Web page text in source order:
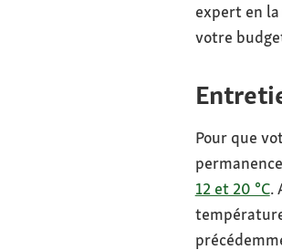
expert en
votre
Pour que
12 et 20 °C.